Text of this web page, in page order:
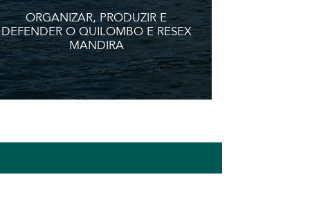
ORGANIZAR, PRODUZIR E
DEFENDER O QUILOMBO E RESEX
MANDIRA